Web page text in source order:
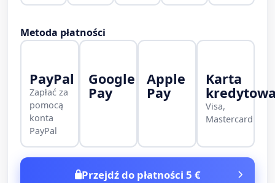
Metoda płatności
PayPal
Zapłać za
pomocą
konta
PayPal
Google
Pay
Apple
Pay
Karta
Visa,
Mastercard
Przejdź do płatności 5 €